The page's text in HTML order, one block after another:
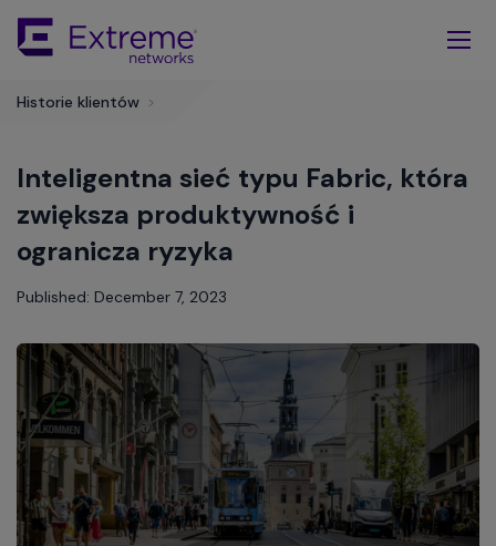
Main
Historie klientów >
Inteligentna sieć typu Fabric, która
zwiększa produktywność i
ogranicza ryzyka
Published: December 7, 2023